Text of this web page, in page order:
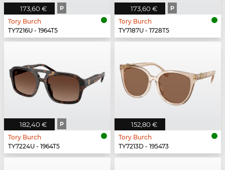
173,60 € P
Tory Burch
TY7216U - 1964T5
173,60 € P
Tory Burch
TY7187U - 1728T5
182,40 € P
Tory Burch
TY7224U - 1964T5
152,80 €
Tory Burch
TY7213D - 195473